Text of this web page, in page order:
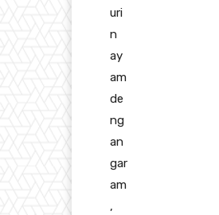
uri
n
ay
am
de
ng
an
gar
am
,